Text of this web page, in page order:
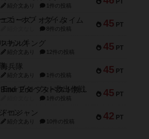
PT
紹介文あり 1件の投稿
45 PT
エコーズ・オブ・タイム
8件の投稿
45 PT
スカルキング
紹介文あり 12件の投稿
45 PT
海兵隊
紹介文あり 1件の投稿
45 PT
Bitter End ブタペスト救出作戦
1件の投稿
42 PT
ドコジャン
紹介文あり 10件の投稿